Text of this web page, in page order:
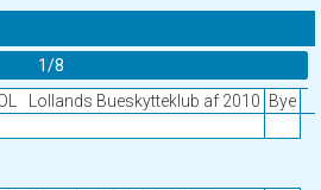
1/8
Lollands Bueskytteklub af 2010 Bye